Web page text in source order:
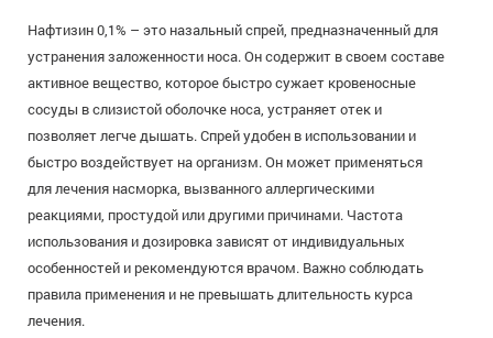
Нафтизин 0,1% – это назальный спрей, предназначенный для
устранения заложенности носа. Он содержит в своем составе
активное вещество, которое быстро сужает кровеносные
сосуды в слизистой оболочке носа, устраняет отек и
позволяет легче дышать. Спрей удобен в использовании и
быстро воздействует на организм. Он может применяться
для лечения насморка, вызванного аллергическими
реакциями, простудой или другими причинами. Частота
использования и дозировка зависят от индивидуальных
особенностей и рекомендуются врачом. Важно соблюдать
правила применения и не превышать длительность курса
лечения.